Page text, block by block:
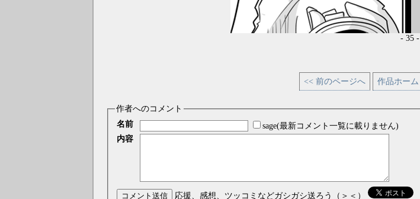
- 35 -
<< 前のページへ 作品ホーム
作者へのコメント
名前
sage(最新コメント一覧に載りません)
内容
コメント送信 応援、感想、ツッコミなどガシガシ送ろう（＞＜）